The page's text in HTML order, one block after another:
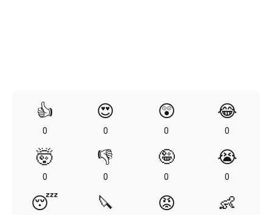
👍
0
😍
0
😲
0
😂
0
🤯
0
👎
0
🤪
0
😭
0
😴 🔪 😡 👶